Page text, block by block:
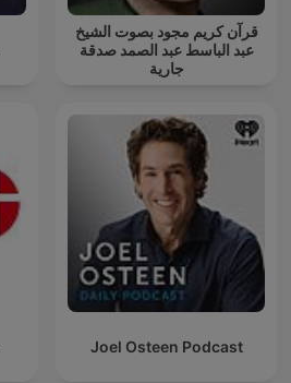
قرآن كريم مجود بصوت الشيخ
عبد الباسط عبد الصمد صدقة
جارية
Joel Osteen Podcast